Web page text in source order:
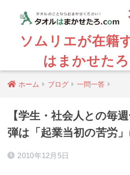
ソムリエが在籍
はまかせた
ホーム ブログ 一問一答
【学生・社会人との毎
弾は「起業当初の苦労
2010年12月5日